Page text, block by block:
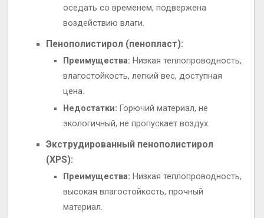
оседать со временем, подвержена
воздействию влаги.
Пенополистирол (пенопласт):
Преимущества: Низкая теплопроводность,
влагостойкость, легкий вес, доступная
цена.
Недостатки: Горючий материал, не
экологичный, не пропускает воздух.
Экструдированный пенополистирол
(XPS):
Преимущества: Низкая теплопроводность,
высокая влагостойкость, прочный
материал.